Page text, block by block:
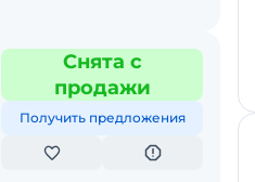
Снята с
продажи
Получить предложения